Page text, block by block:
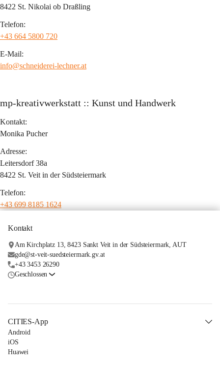
8422 St. Nikolai ob Draßling
Telefon:
+43 664 5800 720
E-Mail:
info@schneiderei-lechner.at
mp-kreativwerkstatt :: Kunst und Handwerk
Kontakt:
Monika Pucher
Adresse:
Leitersdorf 38a
8422 St. Veit in der Südsteiermark
Telefon:
+43 699 8185 1624
Kontakt
Am Kirchplatz 13, 8423 Sankt Veit in der Südsteiermark, AUT
gde@st-veit-suedsteiermark.gv.at
+43 3453 26290
Geschlossen
CITIES-App
Android
iOS
Huawei